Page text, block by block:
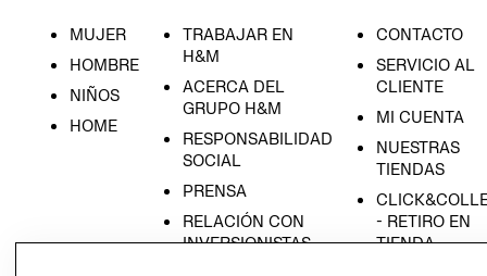
MUJER
HOMBRE
NIÑOS
HOME
TRABAJAR EN
H&M
ACERCA DEL
GRUPO H&M
RESPONSABILIDAD
SOCIAL
PRENSA
RELACIÓN CON
INVERSIONISTAS
CONTACTO
SERVICIO AL
CLIENTE
MI CUENTA
NUESTRAS
TIENDAS
- RETIRO EN
TIENDA